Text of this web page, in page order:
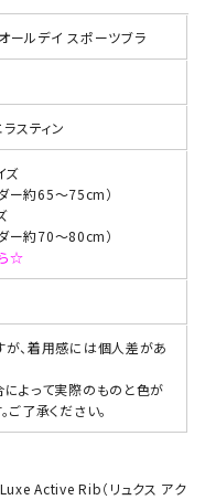
ールデイ スポーツブラ
スティン
ズ
ー約65～75cm）
ー約70～80cm）
ら☆
、着用感には個人差があ
よって実際のものと色が
了承ください。
Active Rib（リュクス アク